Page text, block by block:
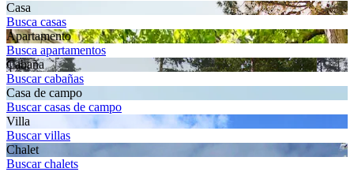
Casa
Busca casas
Apartamento
Busca apartamentos
Cabaña
Buscar cabañas
Casa de campo
Buscar casas de campo
Villa
Buscar villas
Chalet
Buscar chalets